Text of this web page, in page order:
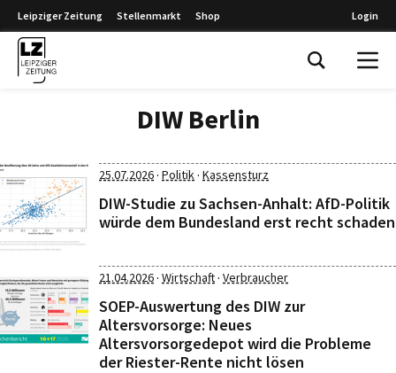
Leipziger Zeitung Stellenmarkt Shop Login
DIW Berlin
25.07.2026· Politik· Kassensturz
DIW-Studie zu Sachsen-Anhalt: AfD-Politik
würde dem Bundesland erst recht schaden
21.04.2026· Wirtschaft· Verbraucher
SOEP-Auswertung des DIW zur
Altersvorsorge: Neues
Altersvorsorgedepot wird die Probleme
der Riester-Rente nicht lösen